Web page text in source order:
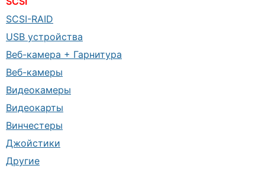
SCSI-RAID
USB устройства
Веб-камера + Гарнитура
Веб-камеры
Видеокамеры
Видеокарты
Винчестеры
Джойстики
Другие